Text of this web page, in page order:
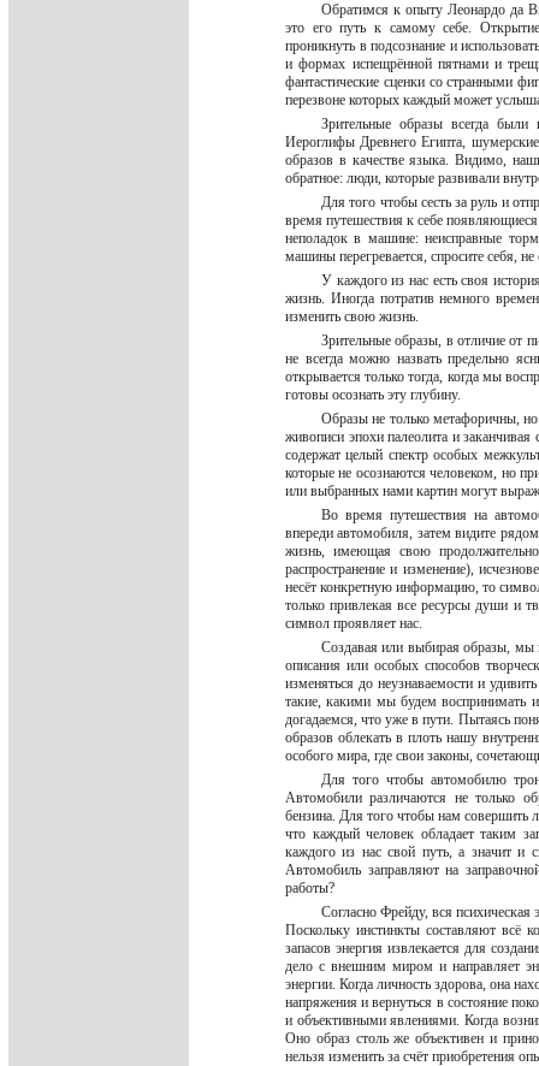
Обратимся к опыту Леонардо да
это его путь к самому себе.
проникнуть в подсознание и
и формах испещрённой пятнами и
фантастические сценки со странными
перезвоне которых каждый может
Зрительные образы всегда
Иероглифы Древнего Египта,
образов в качестве языка. Видимо,
обратное: люди, которые развивали
Для того чтобы сесть за руль и
время путешествия к себе
неполадок в машине: неисправные
машины перегревается, спросите себя,
У каждого из нас есть своя
жизнь. Иногда потратив немного
изменить свою жизнь.
Зрительные образы, в отличие от
не всегда можно назвать предельно
открывается только тогда, когда мы
готовы осознать эту глубину.
Образы не только метафоричны,
живописи эпохи палеолита и
содержат целый спектр особых
которые не осознаются человеком, но
или выбранных нами картин могут
Во время путешествия на
впереди автомобиля, затем видите
жизнь, имеющая свою
распространение и изменение),
несёт конкретную информацию, то
только привлекая все ресурсы души и
символ проявляет нас.
Создавая или выбирая образы,
описания или особых способов
изменяться до неузнаваемости и
такие, какими мы будем воспринимать
догадаемся, что уже в пути. Пытаясь
образов облекать в плоть нашу
особого мира, где свои законы,
Для того чтобы автомобилю
Автомобили различаются не только
бензина. Для того чтобы нам совершить
что каждый человек обладает таким
каждого из нас свой путь, а значит и
Автомобиль заправляют на
работы?
Согласно Фрейду, вся
Поскольку инстинкты составляют всё
запасов энергия извлекается для
дело с внешним миром и направляет
энергии. Когда личность здорова, она
напряжения и вернуться в состояние
и объективными явлениями. Когда
Оно образ столь же объективен и
нельзя изменить за счёт приобретения